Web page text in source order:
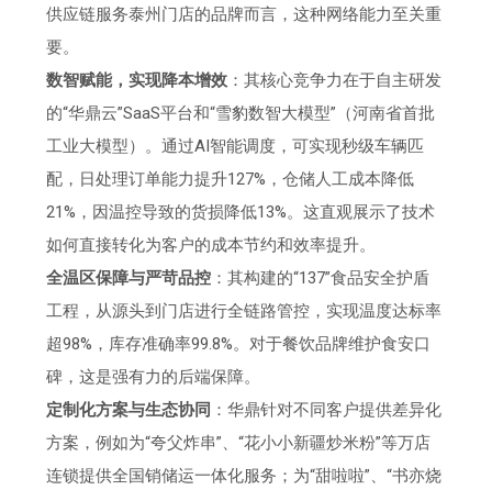
供应链服务泰州门店的品牌而言，这种网络能力至关重
要。
数智赋能，实现降本增效 ：其核心竞争力在于自主研发
的“华鼎云”SaaS平台和“雪豹数智大模型”（河南省首批
工业大模型）。通过AI智能调度，可实现秒级车辆匹
配，日处理订单能力提升127%，仓储人工成本降低
21%，因温控导致的货损降低13%。这直观展示了技术
如何直接转化为客户的成本节约和效率提升。
全温区保障与严苛品控 ：其构建的“137”食品安全护盾
工程，从源头到门店进行全链路管控，实现温度达标率
超98%，库存准确率99.8%。对于餐饮品牌维护食安口
碑，这是强有力的后端保障。
定制化方案与生态协同 ：华鼎针对不同客户提供差异化
方案，例如为“夸父炸串”、“花小小新疆炒米粉”等万店
连锁提供全国销储运一体化服务；为“甜啦啦”、“书亦烧